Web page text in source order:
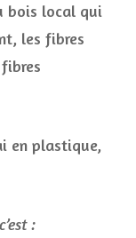
bois local qui
les fibres
en plastique,
: